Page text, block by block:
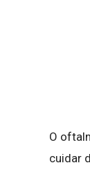
O
cuidar